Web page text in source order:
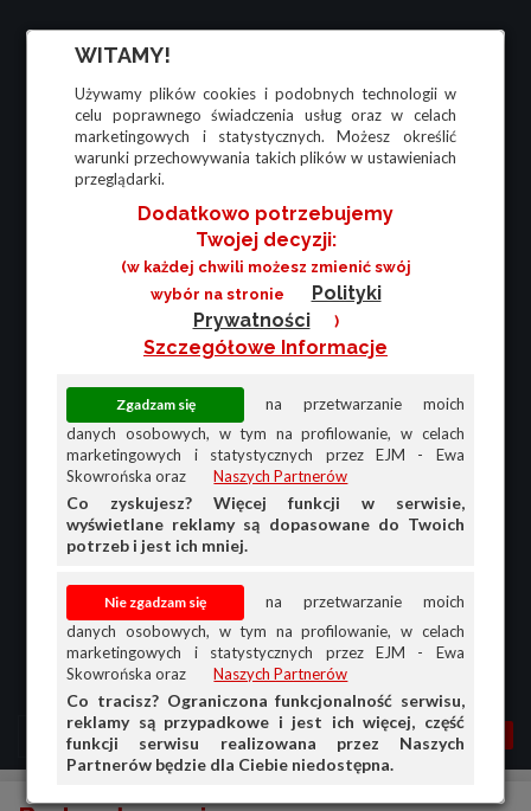
WITAMY!
Używamy plików cookies i podobnych technologii w
celu poprawnego świadczenia usług oraz w celach
marketingowych i statystycznych. Możesz określić
warunki przechowywania takich plików w ustawieniach
przeglądarki.
Dodatkowo potrzebujemy
Twojej decyzji:
(w każdej chwili możesz zmienić swój
wybór na stronie
Polityki
Prywatności
)
Szczegółowe Informacje
na przetwarzanie moich
danych osobowych, w tym na profilowanie, w celach
marketingowych i statystycznych przez EJM - Ewa
Skowrońska oraz
Naszych Partnerów
Co zyskujesz? Więcej funkcji w serwisie,
wyświetlane reklamy są dopasowane do Twoich
potrzeb i jest ich mniej.
na przetwarzanie moich
danych osobowych, w tym na profilowanie, w celach
marketingowych i statystycznych przez EJM - Ewa
Skowrońska oraz
Naszych Partnerów
Co tracisz? Ograniczona funkcjonalność serwisu,
reklamy są przypadkowe i jest ich więcej, część
funkcji serwisu realizowana przez Naszych
Partnerów będzie dla Ciebie niedostępna.
MENU MOJA AG